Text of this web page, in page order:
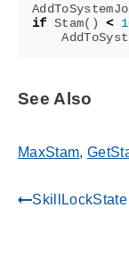
if Stam() <
See Also
MaxStam,
gdoc_arrow_left_altSkillLockState